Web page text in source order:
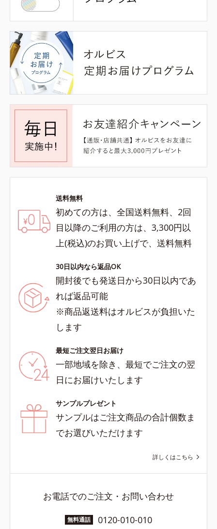
送料無料
初めての方は、全国送料無料、2回
目以降のご利用の方は、3,300円以
上(税込)のお買い上げで、送料無料
30日以内なら返品OK
開封後でも発送日から30日以内であ
れば返品可能
※商品返送料はオルビスが負担いた
します
最短ご注文翌日お届け
一部地域を除き、最短でご注文の翌
日にお届けいたします
サンプルプレゼント
サンプルはご注文商品の合計個数ま
でお選びいただけます
詳しくはこちら
お電話でのご注文・お問い合わせ
無料通話 0120-010-010